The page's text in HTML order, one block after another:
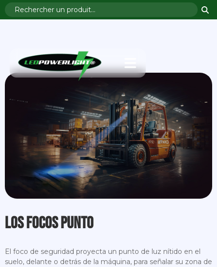
Los focos punto
El foco de seguridad proyecta un punto de luz nítido en el
suelo, delante o detrás de la máquina, para señalar su zona de